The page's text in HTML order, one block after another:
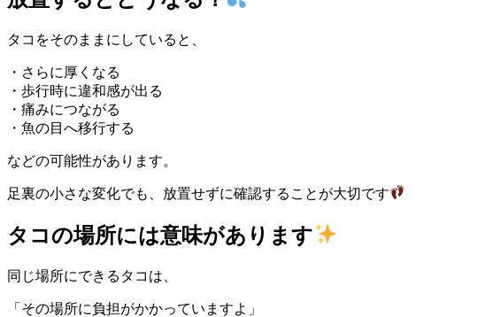
タコをそのままにしていると、
・さらに厚くなる
・歩行時に違和感が出る
・痛みにつながる
・魚の目へ移行する
などの可能性があります。
足裏の小さな変化でも、放置せずに確認することが大切です
タコの場所には意味があります
同じ場所にできるタコは、
「その場所に負担がかかっていますよ」